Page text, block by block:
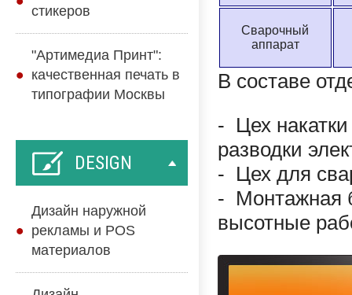
стикеров
"Артимедиа Принт":
качественная печать в
типографии Москвы
DESIGN
Дизайн наружной
рекламы и POS
материалов
Сварочный
аппарат
В составе
- Цех
разводки
- Цех для
- Монтажная
высотные